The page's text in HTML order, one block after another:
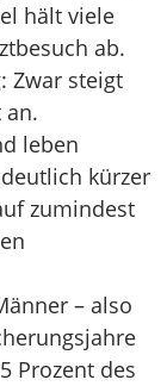
hält viele
ab.
Zwar steigt
an.
leben
kürzer
zumindest
– also
Prozent des